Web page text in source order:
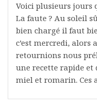
Voici plusieurs jours
La faute ? Au soleil
bien chargé il faut
c’est mercredi, alors
retournions nous
une recette rapide et
miel et romarin. Ces